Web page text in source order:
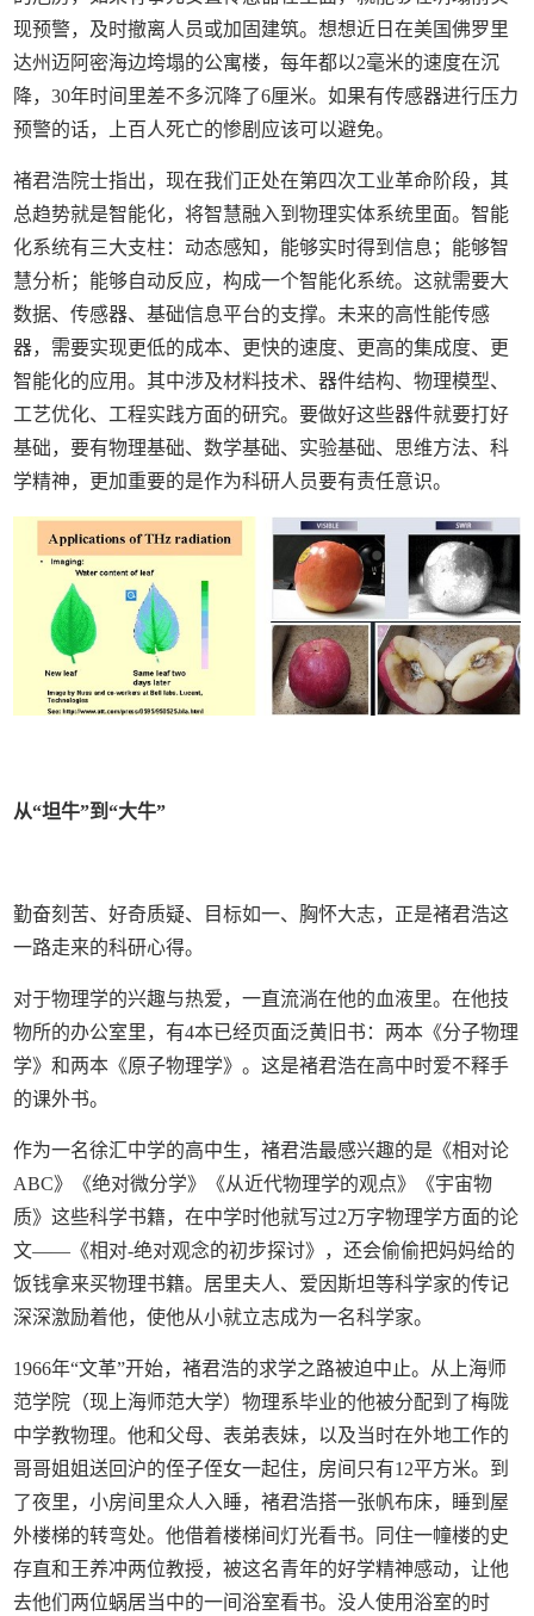
现预警，及时撤离人员或加固建筑。想想近日在美国佛罗里
达州迈阿密海边垮塌的公寓楼，每年都以2毫米的速度在沉
降，30年时间里差不多沉降了6厘米。如果有传感器进行压力
预警的话，上百人死亡的惨剧应该可以避免。
褚君浩院士指出，现在我们正处在第四次工业革命阶段，其
总趋势就是智能化，将智慧融入到物理实体系统里面。智能
化系统有三大支柱：动态感知，能够实时得到信息；能够智
慧分析；能够自动反应，构成一个智能化系统。这就需要大
数据、传感器、基础信息平台的支撑。未来的高性能传感
器，需要实现更低的成本、更快的速度、更高的集成度、更
智能化的应用。其中涉及材料技术、器件结构、物理模型、
工艺优化、工程实践方面的研究。要做好这些器件就要打好
基础，要有物理基础、数学基础、实验基础、思维方法、科
学精神，更加重要的是作为科研人员要有责任意识。
从“坦牛”到“大牛”
勤奋刻苦、好奇质疑、目标如一、胸怀大志，正是褚君浩这
一路走来的科研心得。
对于物理学的兴趣与热爱，一直流淌在他的血液里。在他技
物所的办公室里，有4本已经页面泛黄旧书：两本《分子物理
学》和两本《原子物理学》。这是褚君浩在高中时爱不释手
的课外书。
作为一名徐汇中学的高中生，褚君浩最感兴趣的是《相对论
ABC》《绝对微分学》《从近代物理学的观点》《宇宙物
质》这些科学书籍，在中学时他就写过2万字物理学方面的论
文——《相对-绝对观念的初步探讨》，还会偷偷把妈妈给的
饭钱拿来买物理书籍。居里夫人、爱因斯坦等科学家的传记
深深激励着他，使他从小就立志成为一名科学家。
1966年“文革”开始，褚君浩的求学之路被迫中止。从上海师
范学院（现上海师范大学）物理系毕业的他被分配到了梅陇
中学教物理。他和父母、表弟表妹，以及当时在外地工作的
哥哥姐姐送回沪的侄子侄女一起住，房间只有12平方米。到
了夜里，小房间里众人入睡，褚君浩搭一张帆布床，睡到屋
外楼梯的转弯处。他借着楼梯间灯光看书。同住一幢楼的史
存直和王养冲两位教授，被这名青年的好学精神感动，让他
去他们两位蜗居当中的一间浴室看书。没人使用浴室的时